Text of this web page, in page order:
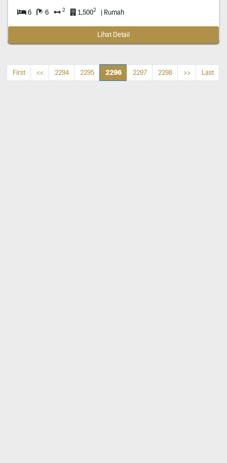
6 6 2 1,5002 | Rumah
Lihat Detail
First << 2294 2295 2296 2297 2298 >> Last